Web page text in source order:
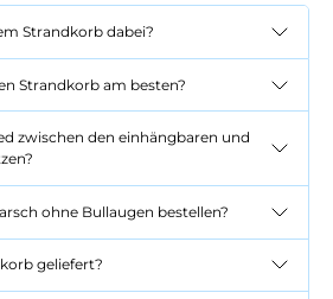
Strandkorb dabei?
Strandkorb am besten?
zwischen den einhängbaren und
ohne Bullaugen bestellen?
geliefert?